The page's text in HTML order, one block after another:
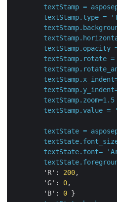
textStamp =
textStamp.type =
textStamp.opacity
textStamp.rotate =
textStamp.zoom=1.5
textStamp.value =
textState =
textState.font=
'R':
200,
'G':
0,
'B':
0 }